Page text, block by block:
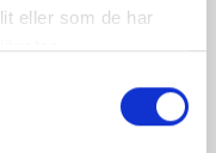
eller som de har